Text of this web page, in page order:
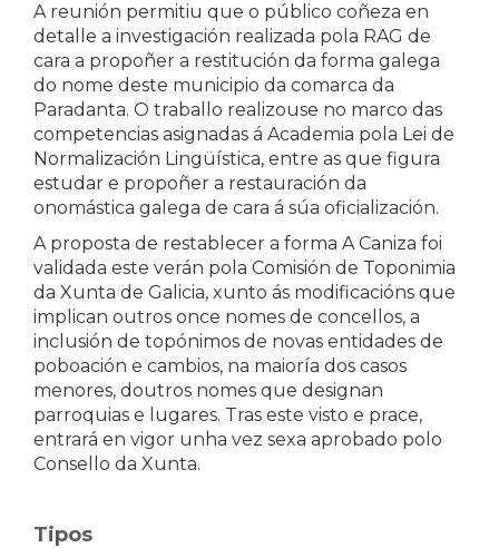
A reunión permitiu que o público coñeza en
detalle a investigación realizada pola RAG de
cara a propoñer a restitución da forma galega
do nome deste municipio da comarca da
Paradanta. O traballo realizouse no marco das
competencias asignadas á Academia pola Lei de
Normalización Lingüística, entre as que figura
estudar e propoñer a restauración da
onomástica galega de cara á súa oficialización.
A proposta de restablecer a forma A Caniza foi
validada este verán pola Comisión de Toponimia
da Xunta de Galicia, xunto ás modificacións que
implican outros once nomes de concellos, a
inclusión de topónimos de novas entidades de
poboación e cambios, na maioría dos casos
menores, doutros nomes que designan
parroquias e lugares. Tras este visto e prace,
entrará en vigor unha vez sexa aprobado polo
Consello da Xunta.
Tipos